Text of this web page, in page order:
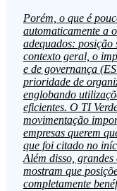
Porém, o que é
automaticamente a
adequados: posição
contexto geral, o
e de governança
prioridade de
englobando
eficientes. O TI
movimentação
empresas querem
que foi citado no
Além disso,
mostram que
completamente